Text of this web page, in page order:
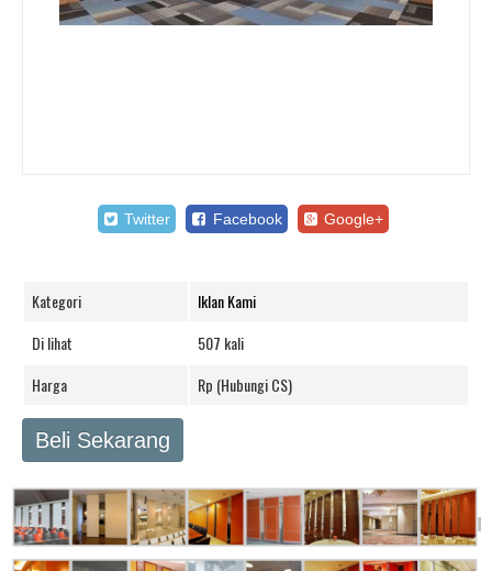
Twitter Facebook Google+
Kategori
Iklan Kami
Di lihat
507 kali
Harga
Rp (Hubungi CS)
Beli Sekarang